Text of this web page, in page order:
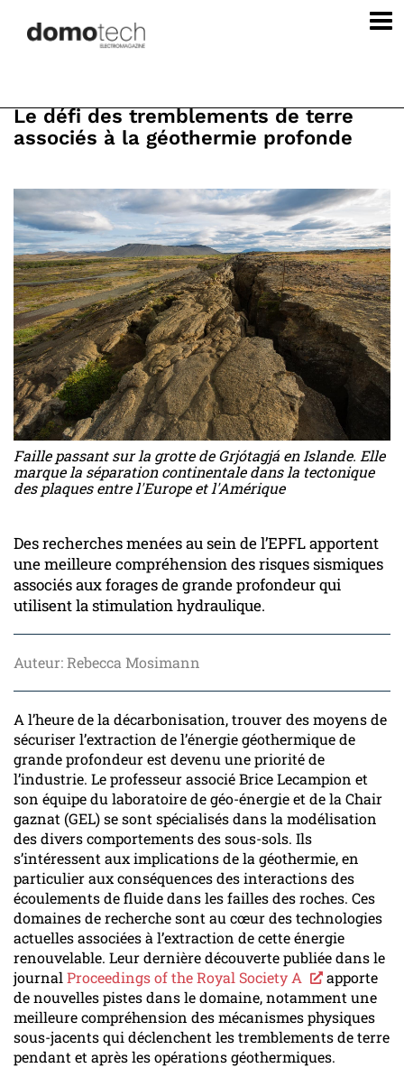
Le défi des tremblements de terre
associés à la géothermie profonde
Faille passant sur la grotte de Grjótagjá en Islande. Elle
marque la séparation continentale dans la tectonique
des plaques entre l'Europe et l'Amérique
Des recherches menées au sein de l’EPFL apportent
une meilleure compréhension des risques sismiques
associés aux forages de grande profondeur qui
utilisent la stimulation hydraulique.
Auteur: Rebecca Mosimann
A l’heure de la décarbonisation, trouver des moyens de
sécuriser l’extraction de l’énergie géothermique de
grande profondeur est devenu une priorité de
l’industrie. Le professeur associé Brice Lecampion et
son équipe du laboratoire de géo-énergie et de la Chair
gaznat (GEL) se sont spécialisés dans la modélisation
des divers comportements des sous-sols. Ils
s’intéressent aux implications de la géothermie, en
particulier aux conséquences des interactions des
écoulements de fluide dans les failles des roches. Ces
domaines de recherche sont au cœur des technologies
actuelles associées à l’extraction de cette énergie
renouvelable. Leur dernière découverte publiée dans le
journalProceedings of the Royal Society A
apporte
de nouvelles pistes dans le domaine, notamment une
meilleure compréhension des mécanismes physiques
sous-jacents qui déclenchent les tremblements de terre
pendant et après les opérations géothermiques.